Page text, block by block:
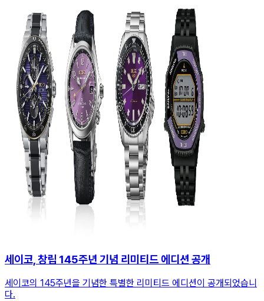
세이코, 창립 145주년 기념 리미티드 에디션 공개
세이코의 145주년을 기념한 특별한 리미티드 에디션이 공개되었습니
다.